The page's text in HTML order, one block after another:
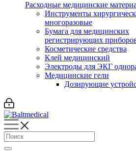
Расходные медицинские
Инструменты
многоразовые
Бумага для медицинских
регистрирующих
Косметические средства
Клей медицинский
Электроды для ЭКГ
Медицинские гели
Дозирующие